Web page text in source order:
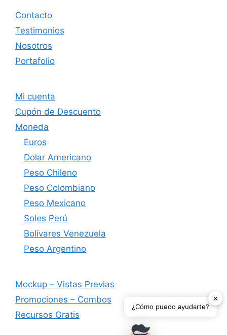
Contacto
Testimonios
Nosotros
Portafolio
Mi cuenta
Cupón de Descuento
Moneda
Euros
Dolar Americano
Peso Chileno
Peso Colombiano
Peso Mexicano
Soles Perú
Bolivares Venezuela
Peso Argentino
Mockup – Vistas Previas
Promociones – Combos
Recursos Gratis
✕
¿Cómo puedo ayudarte?